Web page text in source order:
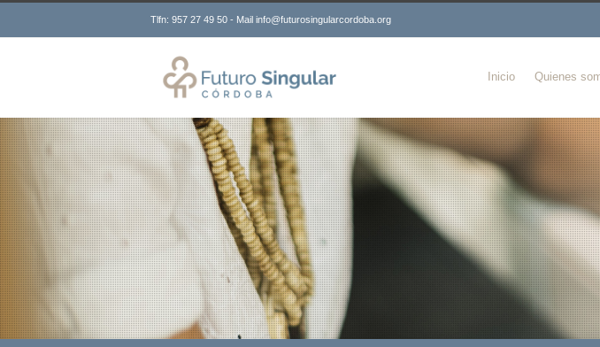
Tlfn: 957 27 49 50 - Mail info@futurosingularcordoba.org
Inicio Quienes